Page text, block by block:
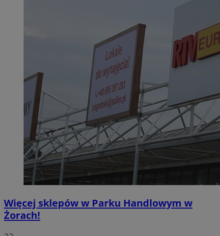
Więcej sklepów w Parku Handlowym w
Żorach!